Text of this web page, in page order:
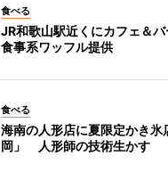
食べる
JR和歌山駅近くにカフェ＆
食事系ワッフル提供
食べる
海南の人形店に夏限定かき氷
岡」 人形師の技術生かす